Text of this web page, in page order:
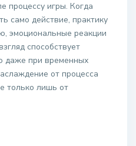
процессу игры. Когда
само действие, практику
эмоциональные реакции
способствует
даже при временных
от процесса
только лишь от